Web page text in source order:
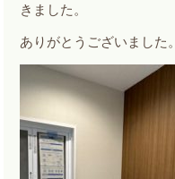
きました。
ありがとうございました。